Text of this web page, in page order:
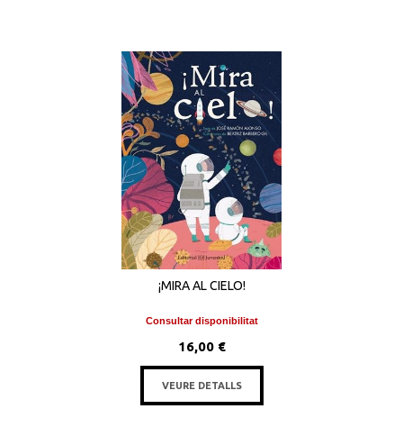
¡MIRA AL CIELO!
Consultar disponibilitat
16,00 €
VEURE DETALLS